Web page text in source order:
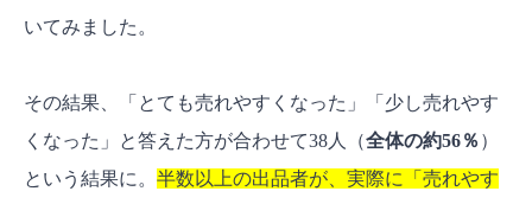
いてみました。
その結果、「とても売れやすくなった」「少し売れやす
くなった」と答えた方が合わせて38人（全体の約56％ ）
という結果に。 半数以上の出品者が、実際に「売れやす